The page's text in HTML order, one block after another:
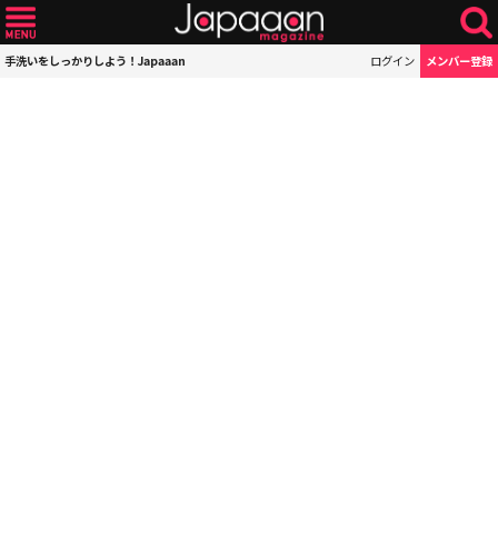
手洗いをしっかりしよう！Japaaan ログイン メンバー登録